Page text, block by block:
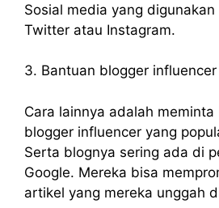
Sosial media yang
Twitter atau Instagram.
3. Bantuan blogger influencer
Cara lainnya adalah
blogger influencer yang
Serta blognya sering ada di
Google. Mereka bisa
artikel yang mereka unggah